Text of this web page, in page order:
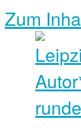
Zum